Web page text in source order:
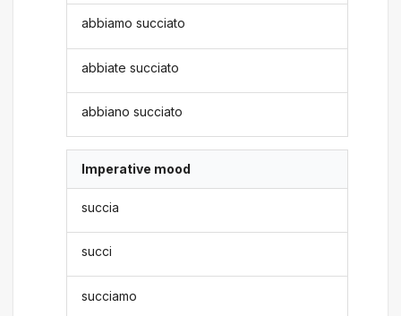
abbiamo succiato
abbiate succiato
abbiano succiato
Imperative mood
succia
succi
succiamo